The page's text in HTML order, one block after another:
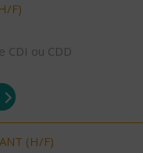
F)
CDI ou CDD
(H/F)